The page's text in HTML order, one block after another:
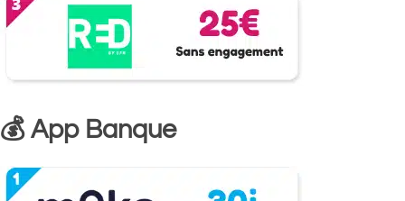
💰 App Banque